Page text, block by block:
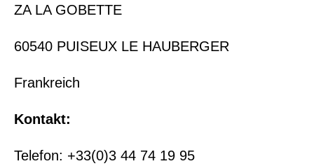
ZA LA GOBETTE
60540 PUISEUX LE HAUBERGER
Frankreich
Kontakt:
Telefon: +33(0)3 44 74 19 95